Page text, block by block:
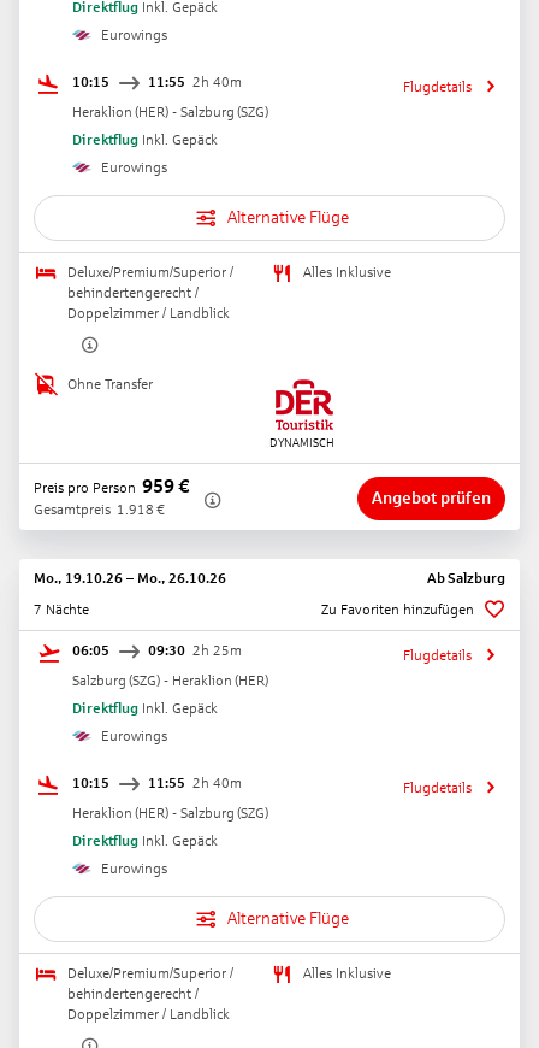
Direktflug Inkl. Gepäck
Eurowings
10:15 11:55 2h 40m
Heraklion (HER) - Salzburg (SZG)
Direktflug Inkl. Gepäck
Eurowings
Flugdetails
Alternative Flüge
Deluxe/Premium/Superior /
behindertengerecht /
Doppelzimmer / Landblick
Alles Inklusive
Ohne Transfer
Preis pro Person 959€
Gesamtpreis 1.918 €
Angebot prüfen
Mo., 19.10.26 – Mo., 26.10.26 AbSalzburg
7 Nächte
Zu Favoriten hinzufügen
06:05 09:30 2h 25m
Salzburg (SZG) - Heraklion (HER)
Direktflug Inkl. Gepäck
Eurowings
Flugdetails
10:15 11:55 2h 40m
Heraklion (HER) - Salzburg (SZG)
Direktflug Inkl. Gepäck
Eurowings
Flugdetails
Alternative Flüge
Deluxe/Premium/Superior /
behindertengerecht /
Doppelzimmer / Landblick
Alles Inklusive